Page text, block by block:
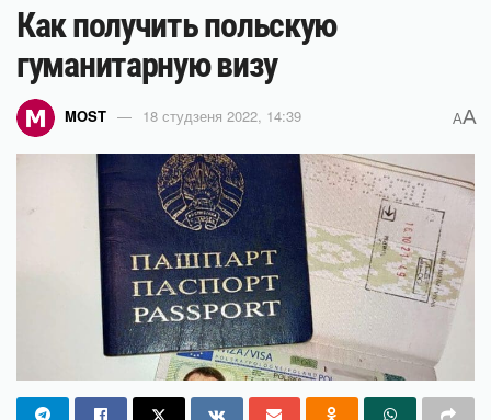
Как получить польскую
гуманитарную визу
MOST 18 студзеня 2022, 14:39 AA